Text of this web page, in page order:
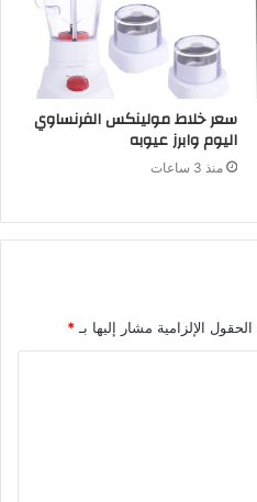
سعر خلاط مولينكس الفرنساوي
اليوم وابرز عيوبه
منذ 3 ساعات
الحقول الإلزامية مشار إليها بـ *